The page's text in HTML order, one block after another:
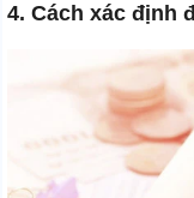
4. Cách xác định